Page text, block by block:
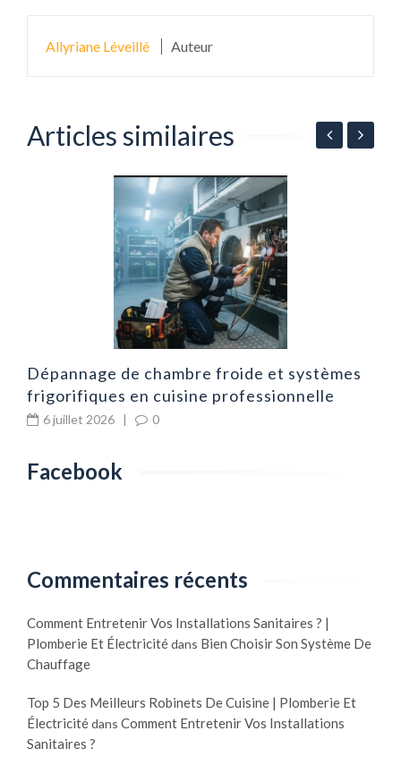
Allyriane Léveillé Auteur
Articles similaires
Dépannage de chambre froide et systèmes
frigorifiques en cuisine professionnelle
6 juillet 2026 | 0
Facebook
Commentaires récents
Comment Entretenir Vos Installations Sanitaires ? |
Plomberie Et Électricitédans Bien Choisir Son Système De
Chauffage
Top 5 Des Meilleurs Robinets De Cuisine | Plomberie Et
Électricitédans Comment Entretenir Vos Installations
Sanitaires ?